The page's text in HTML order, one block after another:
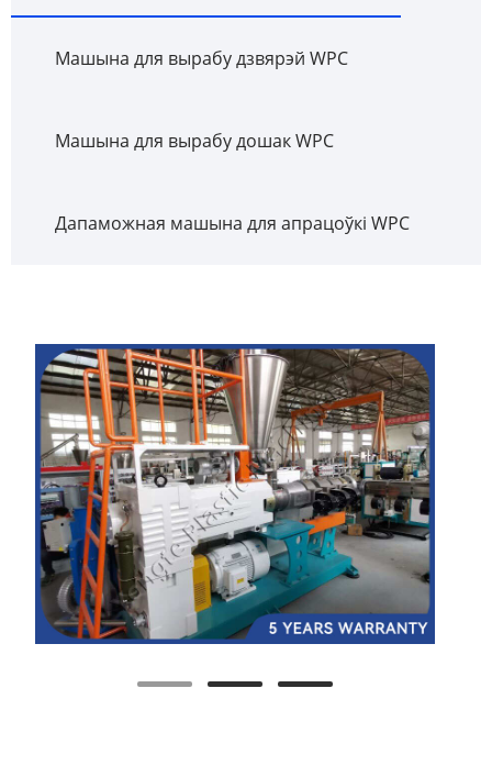
Машына для вырабу дзвярэй WPC
Машына для вырабу дошак WPC
Дапаможная машына для апрацоўкі WPC